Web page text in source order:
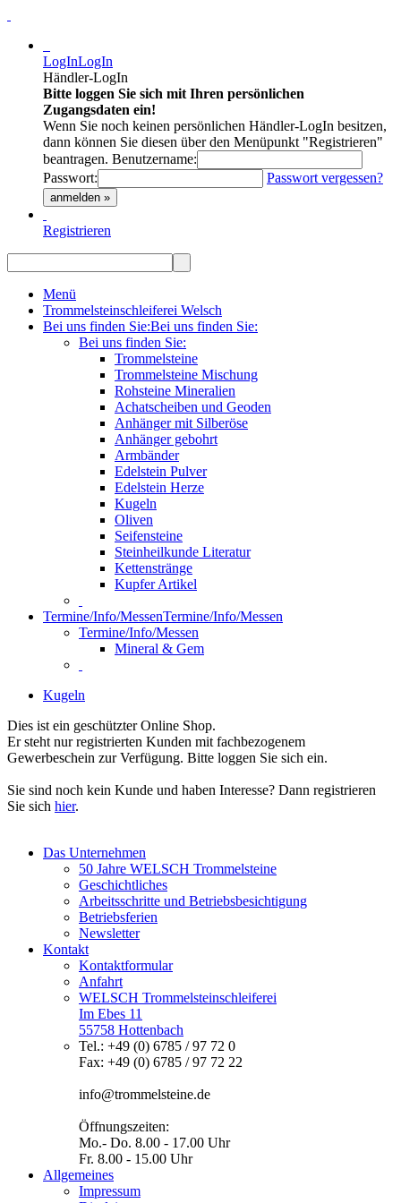
LogInLogIn
Händler-LogIn
Bitte loggen Sie sich mit Ihren persönlichen
Zugangsdaten ein!
Wenn Sie noch keinen persönlichen Händler-LogIn besitzen,
dann können Sie diesen über den Menüpunkt "Registrieren"
beantragen. Benutzername:
Passwort:
Passwort vergessen?
anmelden »
Registrieren
Menü
Trommelsteinschleiferei Welsch
Bei uns finden Sie:Bei uns finden Sie:
Bei uns finden Sie:
Trommelsteine
Trommelsteine Mischung
Rohsteine Mineralien
Achatscheiben und Geoden
Anhänger mit Silberöse
Anhänger gebohrt
Armbänder
Edelstein Pulver
Edelstein Herze
Kugeln
Oliven
Seifensteine
Steinheilkunde Literatur
Kettenstränge
Kupfer Artikel
Termine/Info/MessenTermine/Info/Messen
Termine/Info/Messen
Mineral & Gem
Kugeln
Dies ist ein geschützter Online Shop.
Er steht nur registrierten Kunden mit fachbezogenem
Gewerbeschein zur Verfügung. Bitte loggen Sie sich ein.
Sie sind noch kein Kunde und haben Interesse? Dann registrieren
Sie sich hier.
Das Unternehmen
50 Jahre WELSCH Trommelsteine
Geschichtliches
Arbeitsschritte und Betriebsbesichtigung
Betriebsferien
Newsletter
Kontakt
Kontaktformular
Anfahrt
WELSCH Trommelsteinschleiferei
Im Ebes 11
55758 Hottenbach
Tel.: +49 (0) 6785 / 97 72 0
Fax: +49 (0) 6785 / 97 72 22
info@trommelsteine.de
Öffnungszeiten:
Mo.- Do. 8.00 - 17.00 Uhr
Fr. 8.00 - 15.00 Uhr
Allgemeines
Impressum